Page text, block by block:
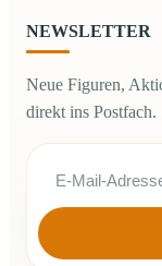
NEWSLETTER
Neue Figuren,
direkt ins Postfach.